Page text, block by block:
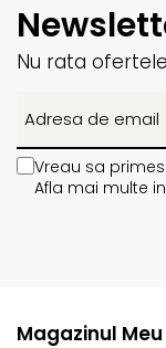
Nu rata
Vreau sa
Afla mai multe in
Magazinul Meu